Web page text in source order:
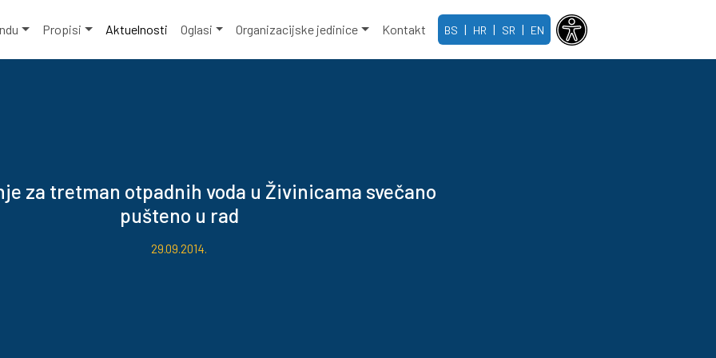
Propisi Aktuelnosti Oglasi Organizacijske jedinice Kontakt BS | HR | SR | EN
za tretman otpadnih voda u Živinicama svečano
pušteno u rad
29.09.2014.